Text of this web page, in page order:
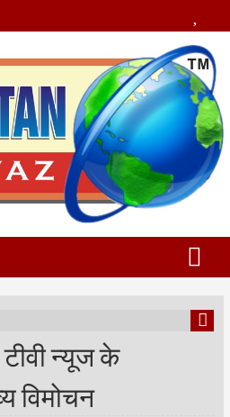
न्यूज के
विमोचन